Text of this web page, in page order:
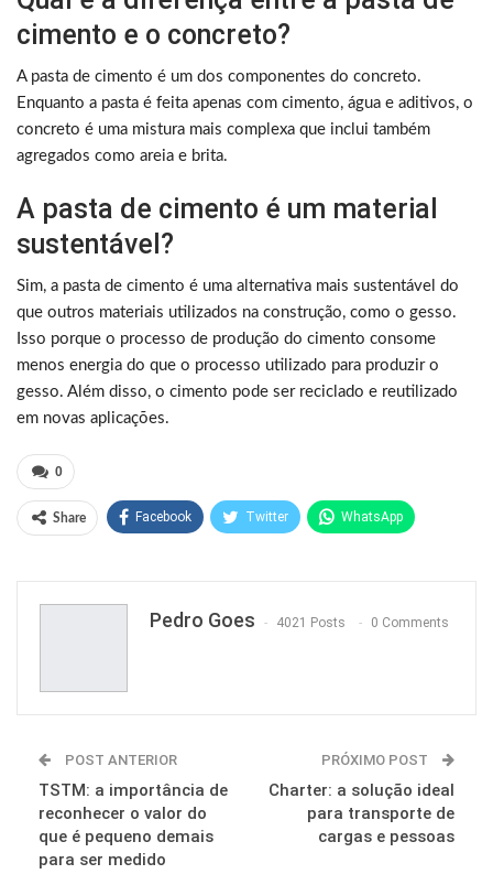
cimento e o concreto?
A pasta de cimento é um dos componentes do concreto.
Enquanto a pasta é feita apenas com cimento, água e aditivos, o
concreto é uma mistura mais complexa que inclui também
agregados como areia e brita.
A pasta de cimento é um material
sustentável?
Sim, a pasta de cimento é uma alternativa mais sustentável do
que outros materiais utilizados na construção, como o gesso.
Isso porque o processo de produção do cimento consome
menos energia do que o processo utilizado para produzir o
gesso. Além disso, o cimento pode ser reciclado e reutilizado
em novas aplicações.
0
Share Facebook Twitter WhatsApp
Pedro Goes 4021 Posts 0 Comments
POST ANTERIOR
TSTM: a importância de
reconhecer o valor do
que é pequeno demais
para ser medido
PRÓXIMO POST
Charter: a solução ideal
para transporte de
cargas e pessoas